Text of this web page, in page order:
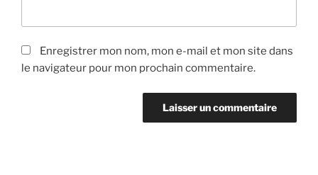
Enregistrer mon nom, mon e-mail et mon site dans
le navigateur pour mon prochain commentaire.